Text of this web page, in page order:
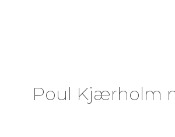
Poul Kjærholm